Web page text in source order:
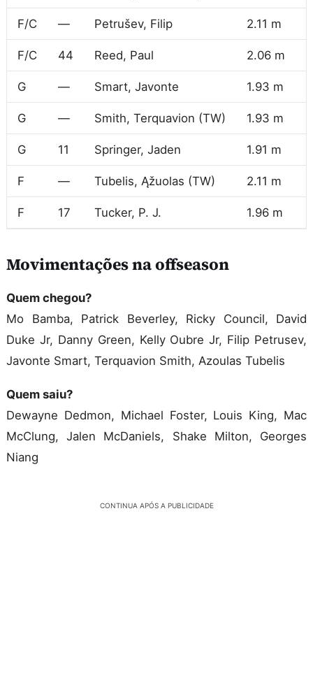
F/C — Petrušev, Filip 2.11 m
F/C 44 Reed, Paul 2.06 m
G — Smart, Javonte 1.93 m
G — Smith, Terquavion (TW) 1.93 m
G 11 Springer, Jaden 1.91 m
F — Tubelis, Ąžuolas (TW) 2.11 m
F 17 Tucker, P. J. 1.96 m
Movimentações na offseason
Quem chegou?
Mo Bamba, Patrick Beverley, Ricky Council, David
Duke Jr, Danny Green, Kelly Oubre Jr, Filip Petrusev,
Javonte Smart, Terquavion Smith, Azoulas Tubelis
Quem saiu?
Dewayne Dedmon, Michael Foster, Louis King, Mac
McClung, Jalen McDaniels, Shake Milton, Georges
Niang
CONTINUA APÓS A PUBLICIDADE